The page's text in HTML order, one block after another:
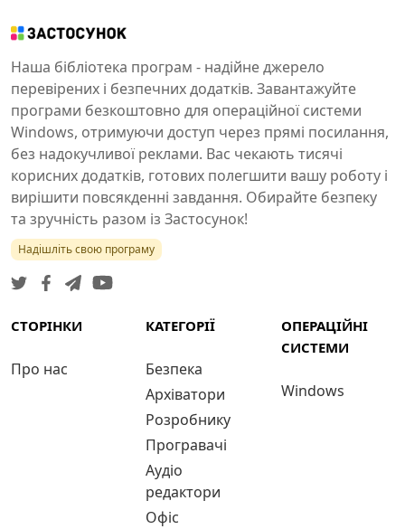
Наша бібліотека програм - надійне джерело
перевірених і безпечних додатків. Завантажуйте
програми безкоштовно для операційної системи
Windows, отримуючи доступ через прямі посилання,
без надокучливої реклами. Вас чекають тисячі
корисних додатків, готових полегшити вашу роботу і
вирішити повсякденні завдання. Обирайте безпеку
та зручність разом із Застосунок!
Надішліть свою програму
СТОРІНКИ
Про нас
КАТЕГОРІЇ
Безпека
Архіватори
Розробнику
Програвачі
Аудіо
редактори
Офіс
ОПЕРАЦІЙНІ
СИСТЕМИ
Windows